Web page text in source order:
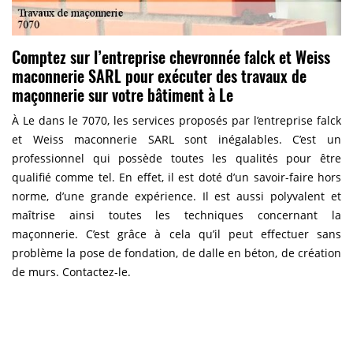
Comptez sur l’entreprise chevronnée falck et Weiss
maconnerie SARL pour exécuter des travaux de
maçonnerie sur votre bâtiment à Le
À Le dans le 7070, les services proposés par l’entreprise falck
et Weiss maconnerie SARL sont inégalables. C’est un
professionnel qui possède toutes les qualités pour être
qualifié comme tel. En effet, il est doté d’un savoir-faire hors
norme, d’une grande expérience. Il est aussi polyvalent et
maîtrise ainsi toutes les techniques concernant la
maçonnerie. C’est grâce à cela qu’il peut effectuer sans
problème la pose de fondation, de dalle en béton, de création
de murs. Contactez-le.